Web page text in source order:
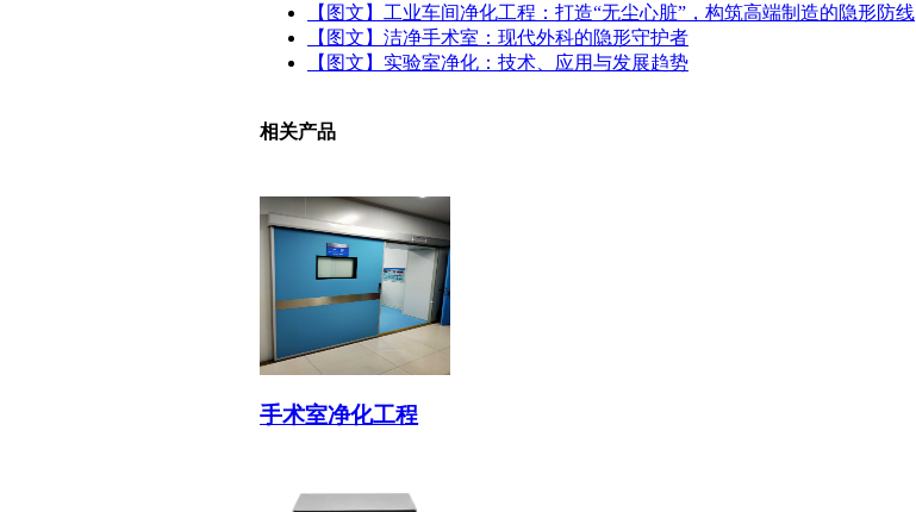
【图文】工业车间净化工程：打造“无尘心脏”，构筑高端制造的隐形防线
【图文】洁净手术室：现代外科的隐形守护者
【图文】实验室净化：技术、应用与发展趋势
相关产品
手术室净化工程